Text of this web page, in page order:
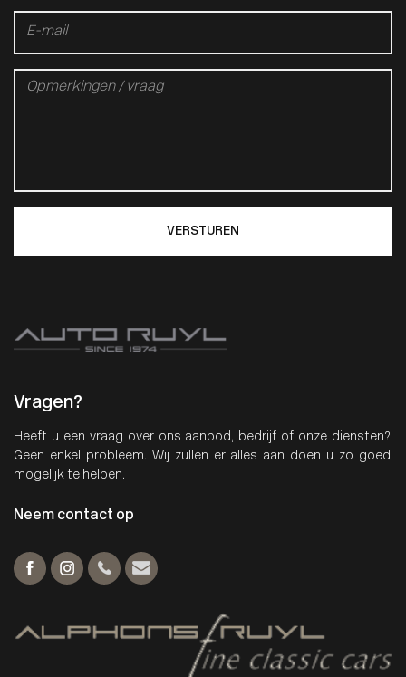
VERSTUREN
Vragen?
Heeft u een vraag over ons aanbod, bedrijf of onze diensten?
Geen enkel probleem. Wij zullen er alles aan doen u zo goed
mogelijk te helpen.
Neem contact op